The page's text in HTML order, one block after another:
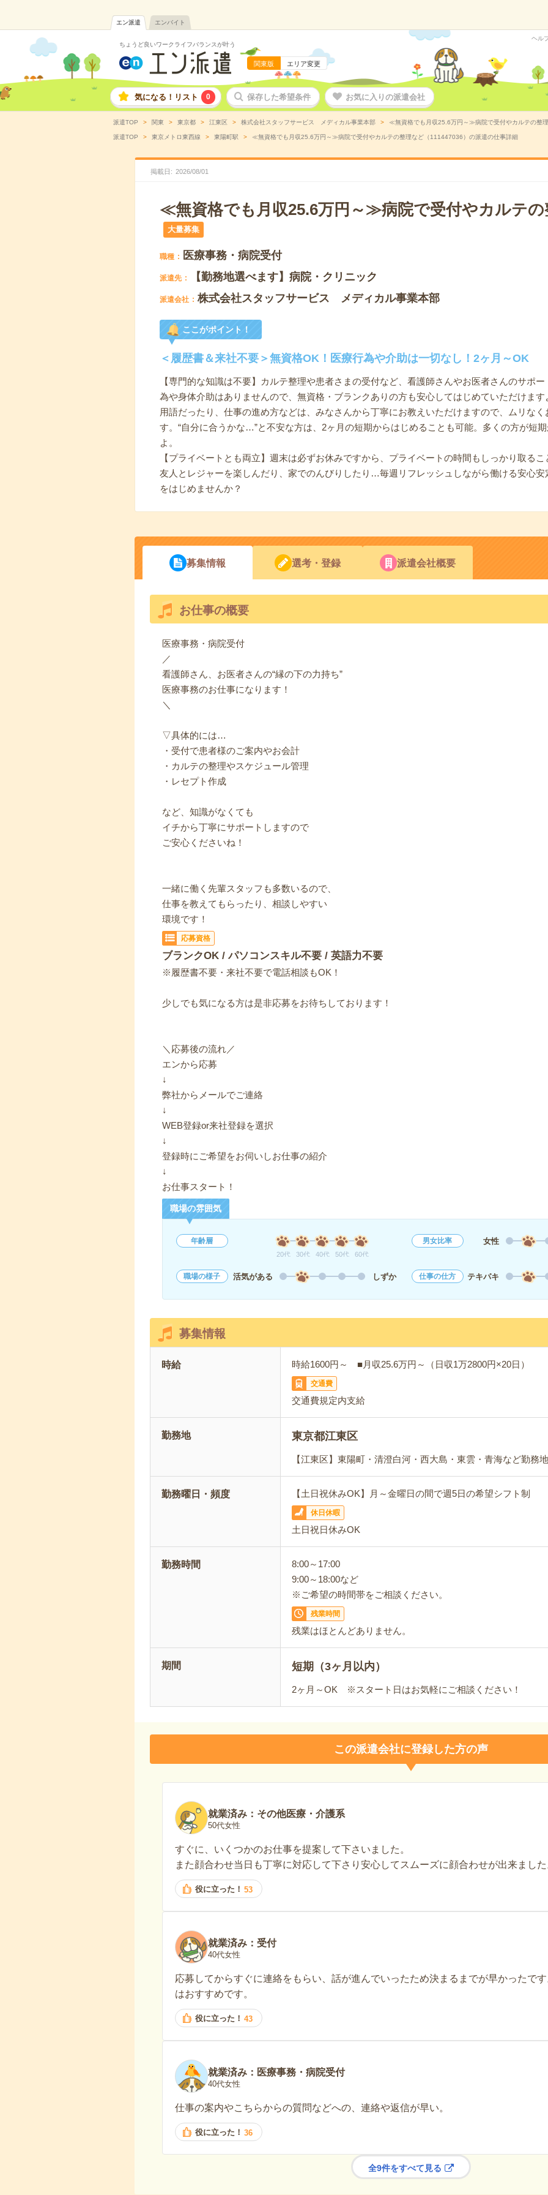
エン派遣 エンバイト
ちょうど良いワークライフバランスが叶う
関東版 エリア変更
ヘル
気になる！リスト 0 保存した希望条件 お気に入りの派遣会社
派遣TOP 関東 東京都 江東区 株式会社スタッフサービス メディカル事業本部 ≪無資格でも月収25.6万円～≫病院で受付やカルテの整
派遣TOP 東京メトロ東西線 東陽町駅 ≪無資格でも月収25.6万円～≫病院で受付やカルテの整理など（111447036）の派遣の仕事詳細
掲載日 2026/08/01
≪無資格でも月収25.6万円～≫病院で受付やカルテの
大量募集
職種 医療事務・病院受付
派遣先 【勤務地選べます】病院・クリニック
派遣会社 株式会社スタッフサービス メディカル事業本部
ここがポイント！
＜履歴書＆来社不要＞無資格OK！医療行為や介助は一切なし！2ヶ月～OK
【専門的な知識は不要】カルテ整理や患者さまの受付など、看護師さんやお医者さんのサポ
為や身体介助はありませんので、無資格・ブランクありの方も安心してはじめていただけます
用語だったり、仕事の進め方などは、みなさんから丁寧にお教えいただけますので、ムリな
す。“自分に合うかな…”と不安な方は、2ヶ月の短期からはじめることも可能。多くの方が短
よ。
【プライベートとも両立】週末は必ずお休みですから、プライベートの時間もしっかり取る
友人とレジャーを楽しんだり、家でのんびりしたり…毎週リフレッシュしながら働ける安心
をはじめませんか？
募集情報 選考・登録 派遣会社概要
お仕事の概要
医療事務・病院受付
／
看護師さん、お医者さんの“縁の下の力持ち”
医療事務のお仕事になります！
＼
▽具体的には…
・受付で患者様のご案内やお会計
・カルテの整理やスケジュール管理
・レセプト作成
など、知識がなくても
イチから丁寧にサポートしますので
ご安心くださいね！
一緒に働く先輩スタッフも多数いるので、
仕事を教えてもらったり、相談しやすい
環境です！
応募資格
ブランクOK / パソコンスキル不要 / 英語力不要
※履歴書不要・来社不要で電話相談もOK！
少しでも気になる方は是非応募をお待ちしております！
＼応募後の流れ／
エンから応募
↓
弊社からメールでご連絡
↓
WEB登録or来社登録を選択
↓
登録時にご希望をお伺いしお仕事の紹介
↓
お仕事スタート！
職場の雰囲気
年齢層
20代 30代 40代 50代 60代
男女比率 女性
職場の様子 活気がある しずか 仕事の仕方 テキパキ
募集情報
時給 時給1600円～ ■月収25.6万円～（日収1万2800円×20日）
交通費
交通費規定内支給
勤務地 東京都江東区
【江東区】東陽町・清澄白河・西大島・東雲・青海など勤務
勤務曜日・頻度 【土日祝休みOK】月～金曜日の間で週5日の希望シフト制
休日休暇
土日祝日休みOK
勤務時間
8:00～17:00
9:00～18:00など
※ご希望の時間帯をご相談ください。
残業時間
残業はほとんどありません。
期間 短期（3ヶ月以内）
2ヶ月～OK ※スタート日はお気軽にご相談ください！
この派遣会社に登録した方の声
就業済み：その他医療・介護系
50代女性
すぐに、いくつかのお仕事を提案して下さいました。
また顔合わせ当日も丁寧に対応して下さり安心してスムーズに顔合わせが出来まし
役に立った！ 53
就業済み：受付
40代女性
応募してからすぐに連絡をもらい、話が進んでいったため決まるまでが早かったで
はおすすめです。
役に立った！ 43
就業済み：医療事務・病院受付
40代女性
仕事の案内やこちらからの質問などへの、連絡や返信が早い。
役に立った！ 36
全9件をすべて見る